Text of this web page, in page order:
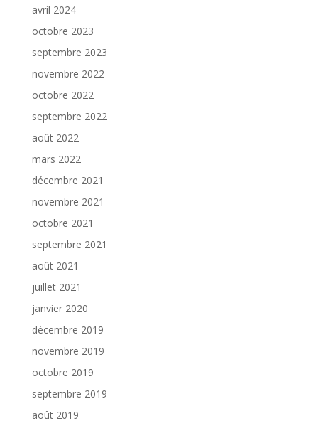
avril 2024
octobre 2023
septembre 2023
novembre 2022
octobre 2022
septembre 2022
août 2022
mars 2022
décembre 2021
novembre 2021
octobre 2021
septembre 2021
août 2021
juillet 2021
janvier 2020
décembre 2019
novembre 2019
octobre 2019
septembre 2019
août 2019